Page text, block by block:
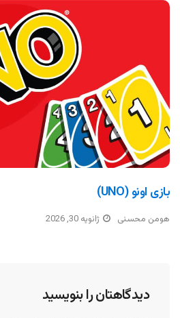
بازی اونو (UNO)
هومن محسنی ژانویه 30, 2026
دیدگاهتان را بنویسید